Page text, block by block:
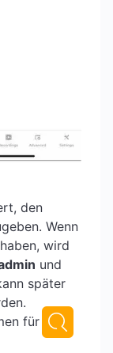
den
Wenn
wird
und
später
für Ihre